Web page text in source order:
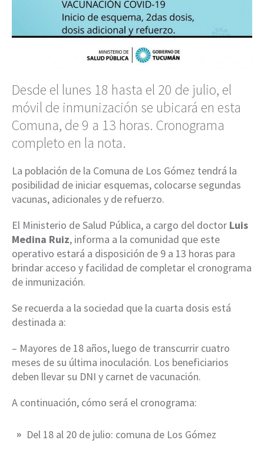
Desde el lunes 18 hasta el 20 de julio, el
móvil de inmunización se ubicará en esta
Comuna, de 9 a 13 horas. Cronograma
completo en la nota.
La población de la Comuna de Los Gómez tendrá la
posibilidad de iniciar esquemas, colocarse segundas
vacunas, adicionales y de refuerzo.
El Ministerio de Salud Pública, a cargo del doctor Luis
Medina Ruiz, informa a la comunidad que este
operativo estará a disposición de 9 a 13 horas para
brindar acceso y facilidad de completar el cronograma
de inmunización.
Se recuerda a la sociedad que la cuarta dosis está
destinada a:
– Mayores de 18 años, luego de transcurrir cuatro
meses de su última inoculación. Los beneficiarios
deben llevar su DNI y carnet de vacunación.
A continuación, cómo será el cronograma:
Del 18 al 20 de julio: comuna de Los Gómez